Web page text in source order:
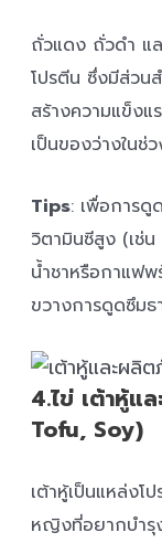
ถั่วแดง ถั่วดำ แ
โปรตีน ซึ่งมีส่วน
สร้างความแข็งแ
เป็นของว่างในช่
Tips: เพื่อการ
วิตามินซีสูง (เช่
น้ำชาหรือกาแฟพ
ขวางการดูดซึมธ
4.ไข่ เต้าหู้แ
Tofu, Soy)
เต้าหู้เป็นแหล่งโ
หญิงที่อยากบำรุ